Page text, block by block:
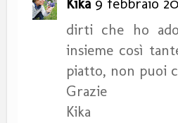
dirti che ho
insieme così
piatto, non puoi
Grazie
Kika